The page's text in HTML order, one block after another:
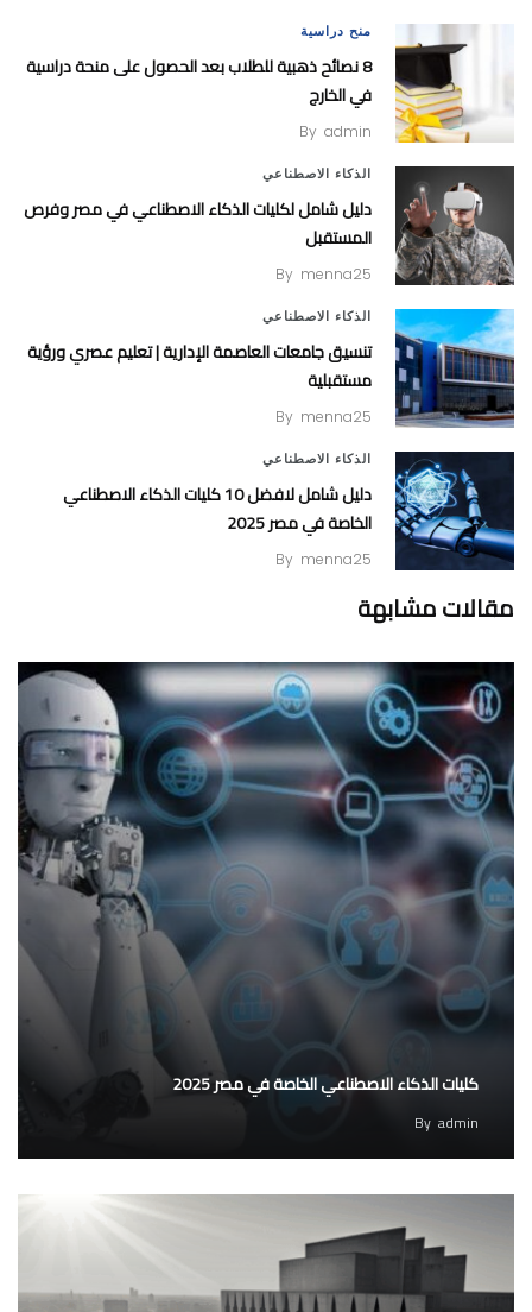
منح دراسية
8 نصائح ذهبية للطلاب بعد الحصول على منحة دراسية
في الخارج
By admin
الذكاء الاصطناعي
دليل شامل لكليات الذكاء الاصطناعي في مصر وفرص
المستقبل
By menna25
الذكاء الاصطناعي
تنسيق جامعات العاصمة الإدارية | تعليم عصري ورؤية
مستقبلية
By menna25
الذكاء الاصطناعي
دليل شامل لافضل 10 كليات الذكاء الاصطناعي
الخاصة في مصر 2025
By menna25
مقالات مشابهة
كليات الذكاء الاصطناعي الخاصة في مصر 2025
By admin